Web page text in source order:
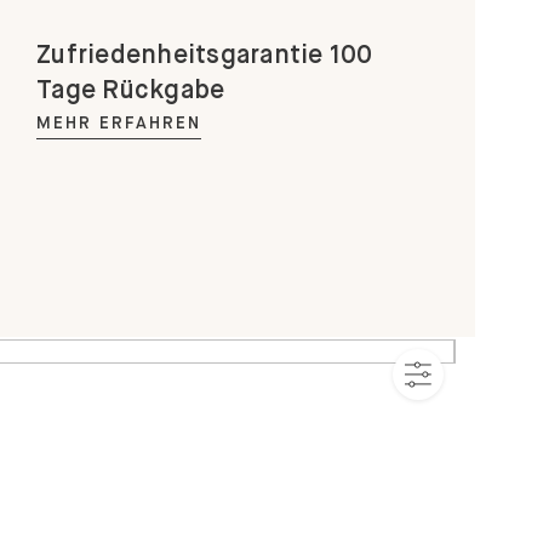
Zufriedenheitsgarantie 100
Tage Rückgabe
MEHR ERFAHREN